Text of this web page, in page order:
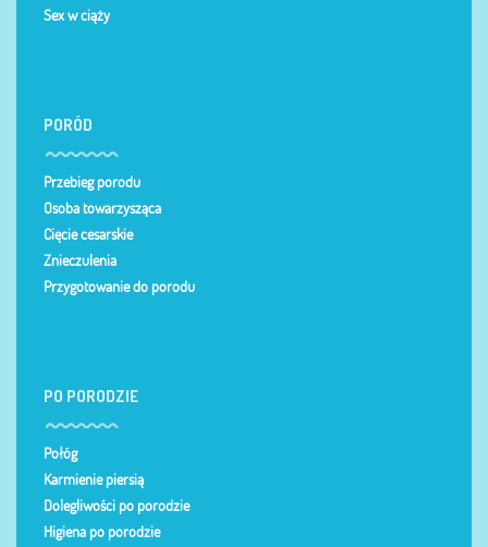
Sex w ciąży
PORÓD
Przebieg porodu
Osoba towarzysząca
Cięcie cesarskie
Znieczulenia
Przygotowanie do porodu
PO PORODZIE
Połóg
Karmienie piersią
Dolegliwości po porodzie
Higiena po porodzie